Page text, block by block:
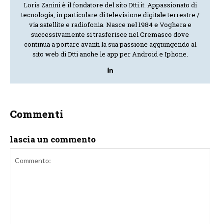
Loris Zanini è il fondatore del sito Dtti.it. Appassionato di
tecnologia, in particolare di televisione digitale terrestre /
via satellite e radiofonia. Nasce nel 1984 e Voghera e
successivamente si trasferisce nel Cremasco dove
continua a portare avanti la sua passione aggiungendo al
sito web di Dtti anche le app per Android e Iphone.
Commenti
lascia un commento